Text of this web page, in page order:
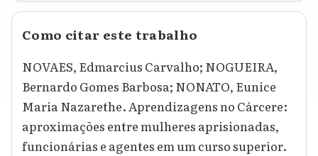
Como citar este trabalho
NOVAES, Edmarcius Carvalho; NOGUEIRA,
Bernardo Gomes Barbosa; NONATO, Eunice
Maria Nazarethe. Aprendizagens no Cárcere:
aproximações entre mulheres aprisionadas,
funcionárias e agentes em um curso superior.